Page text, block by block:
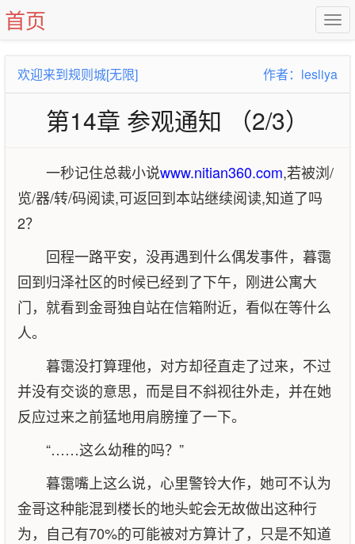
首页
欢迎来到规则城[无限] 作者：lesliya
第14章 参观通知 （2/3）
一秒记住总裁小说www.nitian360.com,若被浏/
览/器/转/码阅读,可返回到本站继续阅读,知道了吗
2？
回程一路平安，没再遇到什么偶发事件，暮霭
回到归泽社区的时候已经到了下午，刚进公寓大
门，就看到金哥独自站在信箱附近，看似在等什么
人。
暮霭没打算理他，对方却径直走了过来，不过
并没有交谈的意思，而是目不斜视往外走，并在她
反应过来之前猛地用肩膀撞了一下。
“……这么幼稚的吗？”
暮霭嘴上这么说，心里警铃大作，她可不认为
金哥这种能混到楼长的地头蛇会无故做出这种行
为，自己有70%的可能被对方算计了，只是不知道